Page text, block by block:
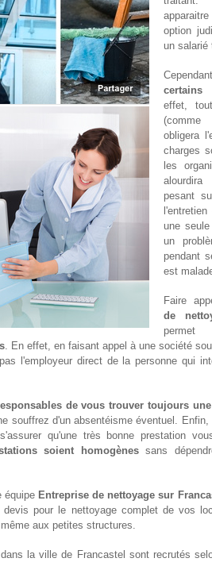
option
un salarié
certains
effet,
obligera
charges
les
pesant
une
un
pendant
est
Faire
de
. En effet, en faisant appel à une société
l'employeur direct de la personne qui
de vous trouver toujours
souffrez d'un absentéisme éventuel.
qu'une très bonne prestation
soient homogènessans
équipe Entreprise de nettoyage sur
pour le nettoyage complet de vos
aux petites structures.
la ville de Francastel sont recrutés